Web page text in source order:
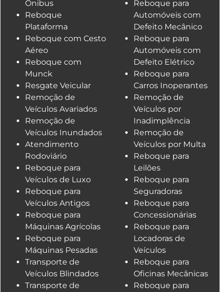
Ônibus
Reboque
Plataforma
Reboque com Cesto
Aéreo
Reboque com
Munck
Resgate Veicular
Remoção de
Veículos Avariados
Remoção de
Veículos Inundados
Atendimento
Rodoviário
Reboque para
Veículos de Luxo
Reboque para
Veículos Antigos
Reboque para
Máquinas Agrícolas
Reboque para
Máquinas Pesadas
Transporte de
Veículos Blindados
Transporte de
Reboque para
Automóveis com
Defeito Mecânico
Reboque para
Automóveis com
Defeito Elétrico
Reboque para
Carros Inoperantes
Remoção de
Veículos por
Inadimplência
Remoção de
Veículos por Multa
Reboque para
Leilões
Reboque para
Seguradoras
Reboque para
Concessionárias
Reboque para
Locadoras de
Veículos
Reboque para
Oficinas Mecânicas
Reboque para